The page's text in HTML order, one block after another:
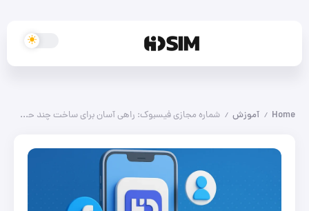
Home
/ آموزش / شماره مجازی فیسبوک: راهی آسان برای ساخت چند حساب